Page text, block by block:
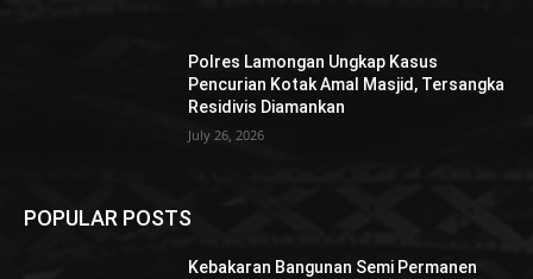
Polres Lamongan Ungkap Kasus
Pencurian Kotak Amal Masjid, Tersangka
Residivis Diamankan
July 26, 2026
POPULAR POSTS
Kebakaran Bangunan Semi Permanen